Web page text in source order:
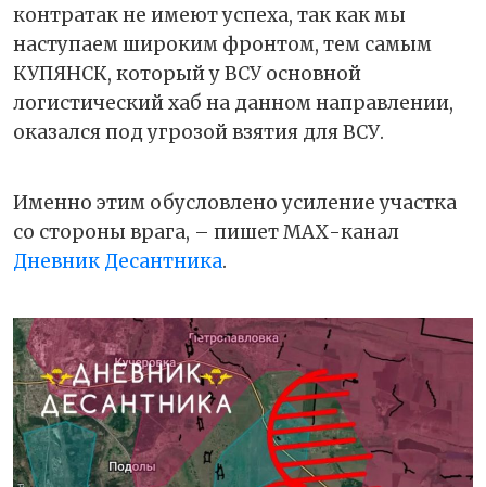
контратак не имеют успеха, так как мы
наступаем широким фронтом, тем самым
КУПЯНСК, который у ВСУ основной
логистический хаб на данном направлении,
оказался под угрозой взятия для ВСУ.
Именно этим обусловлено усиление участка
со стороны врага, – пишет МАХ-канал
Дневник Десантника.